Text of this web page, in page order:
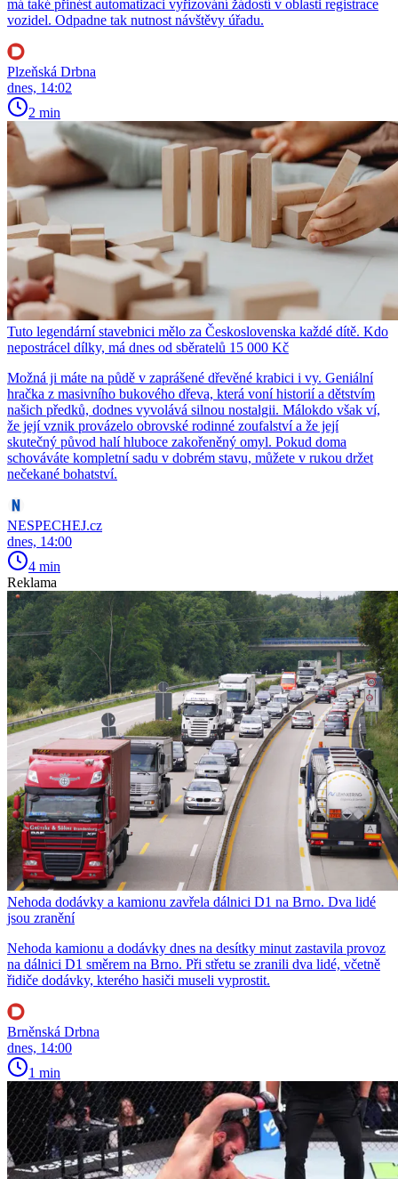
má také přinést automatizaci vyřizování žádostí v oblasti registrace
vozidel. Odpadne tak nutnost návštěvy úřadu.
Plzeňská Drbna
dnes, 14:02
2 min
Tuto legendární stavebnici mělo za Československa každé dítě. Kdo
nepostrácel dílky, má dnes od sběratelů 15 000 Kč
Možná ji máte na půdě v zaprášené dřevěné krabici i vy. Geniální
hračka z masivního bukového dřeva, která voní historií a dětstvím
našich předků, dodnes vyvolává silnou nostalgii. Málokdo však ví,
že její vznik provázelo obrovské rodinné zoufalství a že její
skutečný původ halí hluboce zakořeněný omyl. Pokud doma
schováváte kompletní sadu v dobrém stavu, můžete v rukou držet
nečekané bohatství.
NESPECHEJ.cz
dnes, 14:00
4 min
Reklama
Nehoda dodávky a kamionu zavřela dálnici D1 na Brno. Dva lidé
jsou zranění
Nehoda kamionu a dodávky dnes na desítky minut zastavila provoz
na dálnici D1 směrem na Brno. Při střetu se zranili dva lidé, včetně
řidiče dodávky, kterého hasiči museli vyprostit.
Brněnská Drbna
dnes, 14:00
1 min